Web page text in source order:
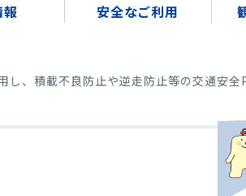
報 安全なご利用
し、積載不良防止や逆走防止等の交通安